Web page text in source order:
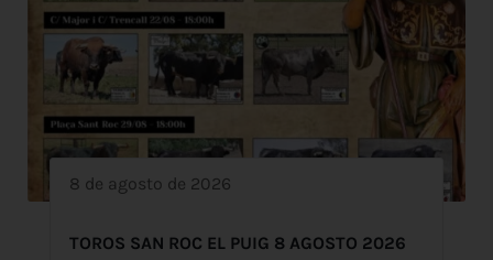
8 de agosto de 2026
TOROS SAN ROC EL PUIG 8 AGOSTO 2026